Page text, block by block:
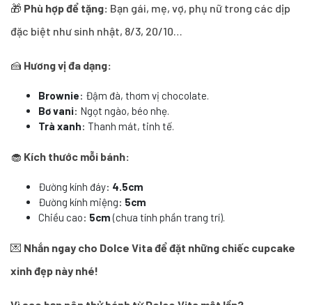
🎁 Phù hợp để tặng: Bạn gái, mẹ, vợ, phụ nữ trong các dịp
đặc biệt như sinh nhật, 8/3, 20/10…
🍰 Hương vị đa dạng:
Brownie: Đậm đà, thơm vị chocolate.
Bơ vani: Ngọt ngào, béo nhẹ.
Trà xanh: Thanh mát, tinh tế.
🧁 Kích thước mỗi bánh:
Đường kính đáy: 4.5cm
Đường kính miệng: 5cm
Chiều cao: 5cm(chưa tính phần trang trí).
💌 Nhắn ngay cho Dolce Vita để đặt những chiếc cupcake
xinh đẹp này nhé!